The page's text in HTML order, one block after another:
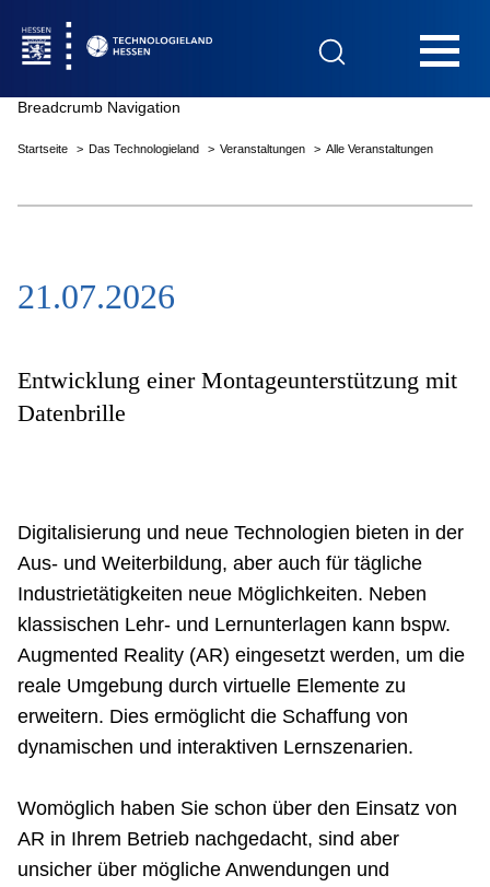
Das Technologieland
Innovationsfelder
Breadcrumb Navigation
Startseite Das Technologieland Veranstaltungen Alle Veranstaltungen
21.07.2026
Entwicklung einer Montageunterstützung mit
Datenbrille
Digitalisierung und neue Technologien bieten in der
Aus- und Weiterbildung, aber auch für tägliche
Industrietätigkeiten neue Möglichkeiten. Neben
klassischen Lehr- und Lernunterlagen kann bspw.
Augmented Reality (AR) eingesetzt werden, um die
reale Umgebung durch virtuelle Elemente zu
erweitern. Dies ermöglicht die Schaffung von
dynamischen und interaktiven Lernszenarien.
Womöglich haben Sie schon über den Einsatz von
AR in Ihrem Betrieb nachgedacht, sind aber
unsicher über mögliche Anwendungen und